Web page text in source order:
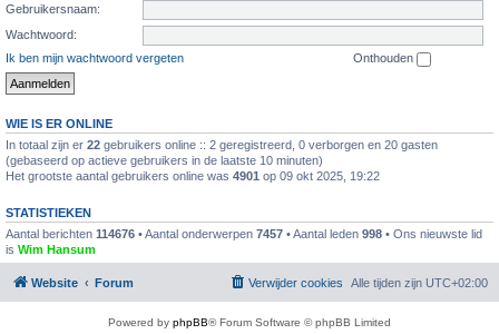
Gebruikersnaam:
Wachtwoord:
Ik ben mijn wachtwoord vergeten
Onthouden
WIE IS ER ONLINE
In totaal zijn er 22 gebruikers online :: 2 geregistreerd, 0 verborgen en 20 gasten
(gebaseerd op actieve gebruikers in de laatste 10 minuten)
Het grootste aantal gebruikers online was 4901 op 09 okt 2025, 19:22
STATISTIEKEN
Aantal berichten 114676 • Aantal onderwerpen 7457 • Aantal leden 998 • Ons nieuwste lid
is Wim Hansum
Website Forum Alle tijden zijn UTC+02:00
Verwijder cookies
Powered by phpBB® Forum Software © phpBB Limited